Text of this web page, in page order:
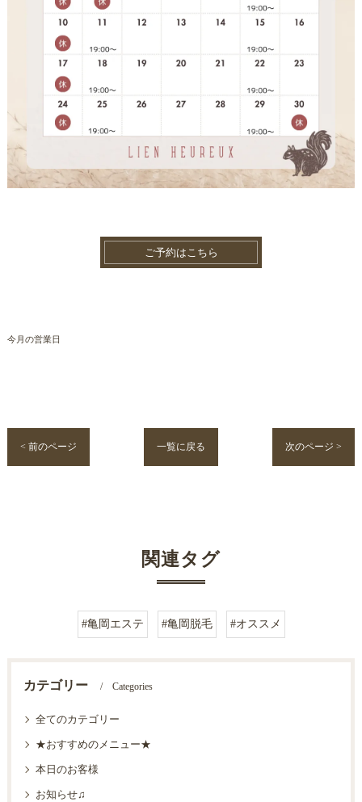
ご予約はこちら
今月の営業日
< 前のページ 一覧に戻る 次のページ >
関連タグ
#亀岡エステ #亀岡脱毛 #オススメ
カテゴリー Categories
全てのカテゴリー
★おすすめのメニュー★
本日のお客様
お知らせ♫